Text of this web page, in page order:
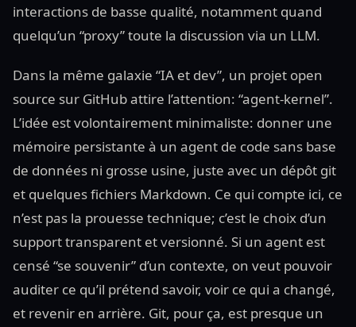
interactions de basse qualité, notamment quand
quelqu’un “proxy” toute la discussion via un LLM.
Dans la même galaxie “IA et dev”, un projet open
source sur GitHub attire l’attention: “agent-kernel”.
L’idée est volontairement minimaliste: donner une
mémoire persistante à un agent de code sans base
de données ni grosse usine, juste avec un dépôt git
et quelques fichiers Markdown. Ce qui compte ici, ce
n’est pas la prouesse technique; c’est le choix d’un
support transparent et versionné. Si un agent est
censé “se souvenir” d’un contexte, on veut pouvoir
auditer ce qu’il prétend savoir, voir ce qui a changé,
et revenir en arrière. Git, pour ça, est presque un